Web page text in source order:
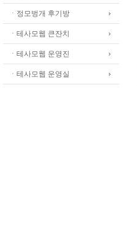
ㆍ정모벙개 후기방
ㆍ테사모웹 큰잔치
ㆍ테사모웹 운영진
ㆍ테사모웹 운영실